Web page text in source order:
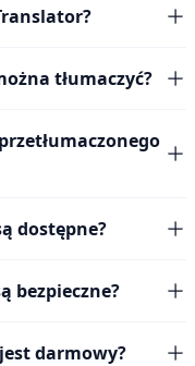
tłumaczyć?
dostępne?
bezpieczne?
darmowy?